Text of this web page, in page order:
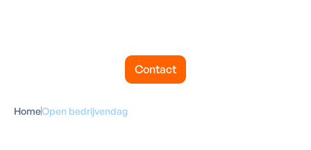
Contact
HomeOpen bedrijvendag